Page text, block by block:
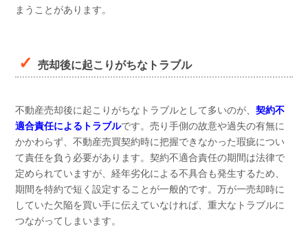
まうことがあります。
売却後に起こりがちなトラブル
不動産売却後に起こりがちなトラブルとして多いのが、 契約不
適合責任によるトラブルです。売り手側の故意や過失の有無に
かかわらず、不動産売買契約時に把握できなかった瑕疵につい
て責任を負う必要があります。契約不適合責任の期間は法律で
定められていますが、経年劣化による不具合も発生するため、
期間を特約で短く設定することが一般的です。万が一売却時に
していた欠陥を買い手に伝えていなければ、重大なトラブルに
つながってしまいます。